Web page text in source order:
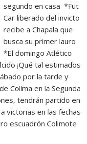
segundo en casa *Fut
Car liberado del invicto
recibe a Chapala que
busca su primer lauro
*El domingo Atlético
¡Qué tal estimados
por la tarde y
Colima en la Segunda
tendrán partido en
victorias en las fechas
escuadrón Colimote